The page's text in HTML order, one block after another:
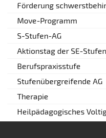
Förderung
Move-Programm
S-Stufen-AG
Aktionstag der SE-Stufen
Berufspraxisstufe
Stufenübergreifende AG
Therapie
Heilpädagogisches